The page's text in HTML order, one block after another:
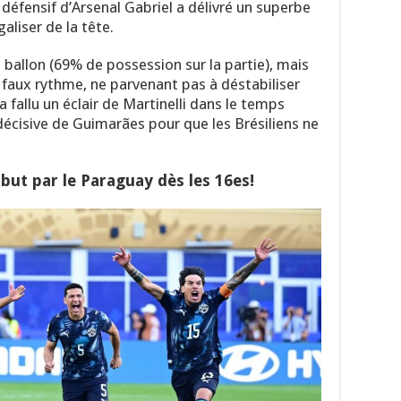
d’Arsenal Gabriel a délivré un superbe
de la tête.
(69% de possession sur la partie), mais
rythme, ne parvenant pas à déstabiliser
fallu un éclair de Martinelli dans le temps
de Guimarães pour que les Brésiliens ne
par le Paraguay dès les 16es!